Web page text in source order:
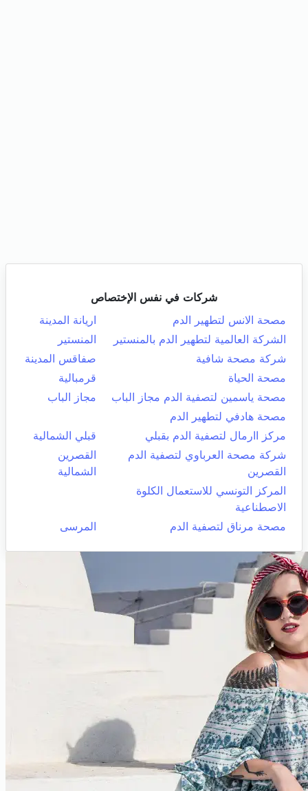
شركات في نفس الإختصاص
مصحة الانس لتطهير الدم
اريانة المدينة
الشركة العالمية لتطهير الدم بالمنستير
المنستير
شركة مصحة شافية
صفاقس المدينة
مصحة الحياة
قرمبالية
مصحة ياسمين لتصفية الدم مجاز الباب
مجاز الباب
مصحة هادفي لتطهير الدم
مركز اارمال لتصفية الدم بقبلي
قبلي الشمالية
شركة مصحة العرباوي لتصفية الدم
القصرين
القصرين
الشمالية
المركز التونسي للاستعمال الكلوة
الاصطناعية
مصحة مرناق لتصفية الدم
المرسى